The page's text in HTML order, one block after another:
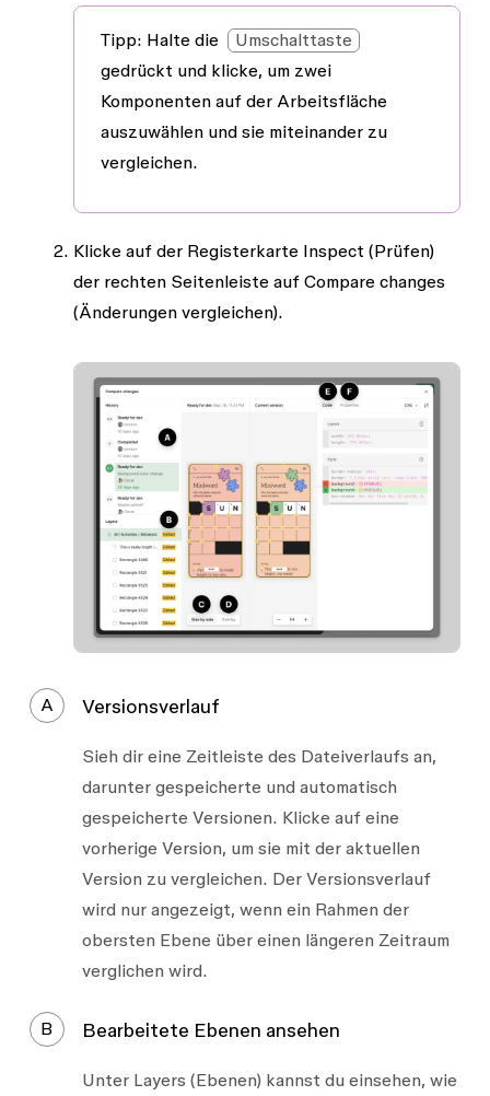
Tipp: Halte die
Umschalttaste
gedrückt und klicke, um zwei
Komponenten auf der Arbeitsfläche
auszuwählen und sie miteinander zu
vergleichen.
Klicke auf der Registerkarte Inspect (Prüfen)
der rechten Seitenleiste auf Compare changes
(Änderungen vergleichen).
A Versionsverlauf
Sieh dir eine Zeitleiste des Dateiverlaufs an,
darunter gespeicherte und automatisch
gespeicherte Versionen. Klicke auf eine
vorherige Version, um sie mit der aktuellen
Version zu vergleichen. Der Versionsverlauf
wird nur angezeigt, wenn ein Rahmen der
obersten Ebene über einen längeren Zeitraum
verglichen wird.
B Bearbeitete Ebenen ansehen
Unter Layers (Ebenen) kannst du einsehen, wie